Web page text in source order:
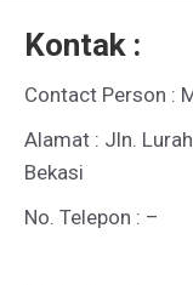
Kontak :
Contact Person :
Alamat : Jln.
Bekasi
No. Telepon : –